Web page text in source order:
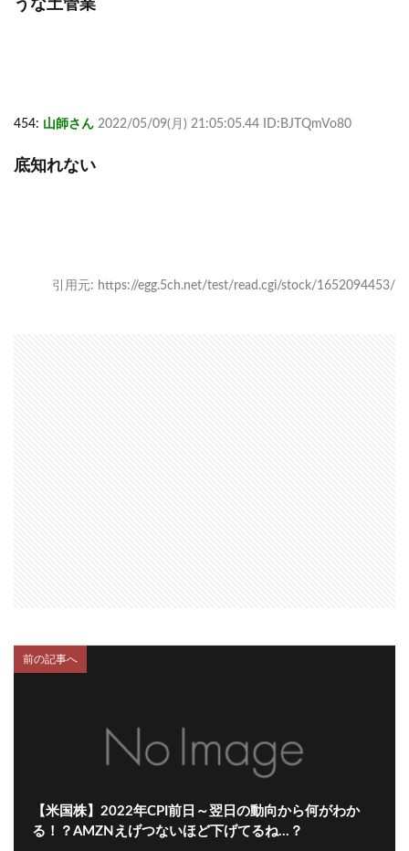
うな土管業
454: 山師さん 2022/05/09(月) 21:05:05.44 ID:BJTQmVo80
底知れない
引用元: https://egg.5ch.net/test/read.cgi/stock/1652094453/
前の記事へ
【米国株】2022年CPI前日～翌日の動向から何がわか
る！？AMZNえげつないほど下げてるね…？